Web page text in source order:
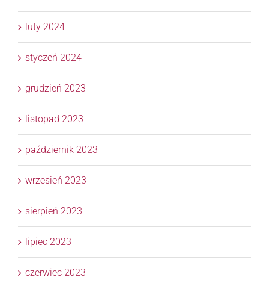
luty 2024
styczeń 2024
grudzień 2023
listopad 2023
październik 2023
wrzesień 2023
sierpień 2023
lipiec 2023
czerwiec 2023